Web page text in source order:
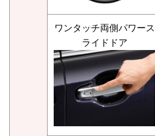
ワンタッチ両側パワース
ライドドア